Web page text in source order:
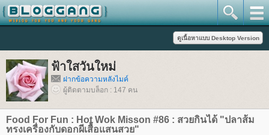
ฟ้าใสวันใหม่
ฝากข้อความหลังไมค์
ผู้ติดตามบล็อก : 147 คน
Food For Fun : Hot Wok Misson #86 : สวยกินได้ "ปลาส้ม
ทรงเครื่องกับดอกผีเสื้อแสนสวย"